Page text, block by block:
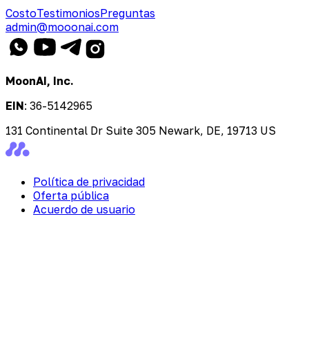
CostoTestimoniosPreguntas
admin@mooonai.com
MoonAI, Inc.
EIN: 36-5142965
131 Continental Dr Suite 305 Newark, DE, 19713 US
Política de privacidad
Oferta pública
Acuerdo de usuario